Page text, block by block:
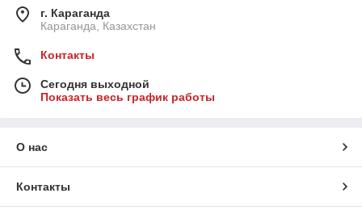
г. Караганда
Караганда, Казахстан
Контакты
Сегодня выходной
Показать весь график работы
О нас
Контакты